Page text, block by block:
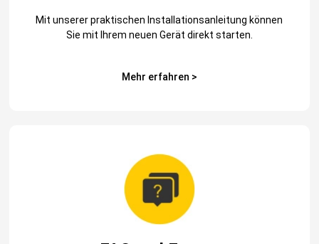
Mit unserer praktischen Installationsanleitung können
Sie mit Ihrem neuen Gerät direkt starten.
Mehr erfahren >